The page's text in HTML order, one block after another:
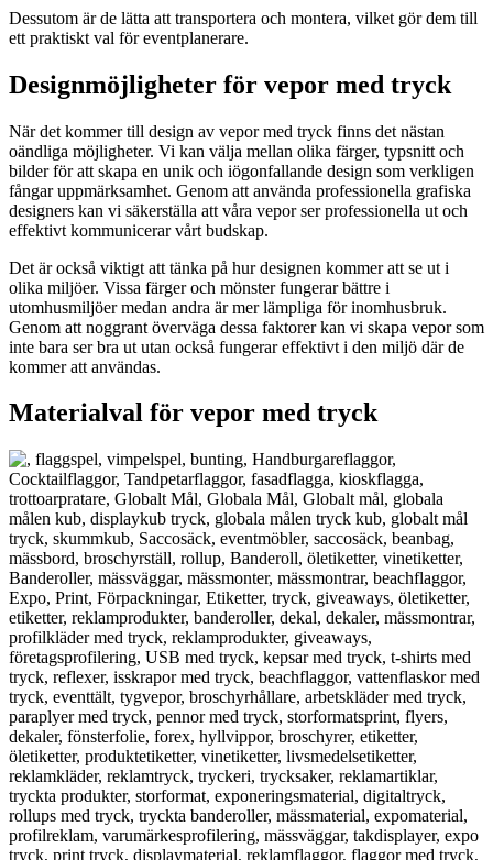
Dessutom är de lätta att transportera och montera, vilket gör dem till
ett praktiskt val för eventplanerare.
Designmöjligheter för vepor med tryck
När det kommer till design av vepor med tryck finns det nästan
oändliga möjligheter. Vi kan välja mellan olika färger, typsnitt och
bilder för att skapa en unik och iögonfallande design som verkligen
fångar uppmärksamhet. Genom att använda professionella grafiska
designers kan vi säkerställa att våra vepor ser professionella ut och
effektivt kommunicerar vårt budskap.
Det är också viktigt att tänka på hur designen kommer att se ut i
olika miljöer. Vissa färger och mönster fungerar bättre i
utomhusmiljöer medan andra är mer lämpliga för inomhusbruk.
Genom att noggrant överväga dessa faktorer kan vi skapa vepor som
inte bara ser bra ut utan också fungerar effektivt i den miljö där de
kommer att användas.
Materialval för vepor med tryck